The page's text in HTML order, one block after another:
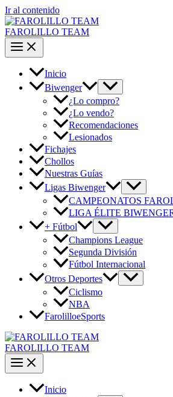
Ir al contenido
FAROLILLO TEAM
Inicio
Biwenger
¿Lo compro?
¿Lo vendo?
Recomendaciones
Lesionados
Fichajes
Chollos
Nuestras Guías
Ligas Biwenger
CAMPEONATOS
LIGA ÉLITE
+ Fútbol
Champions League
Segunda División
Fútbol Internacional
Otros Deportes
Ciclismo
NBA
FarolilloeSports
FAROLILLO TEAM
Inicio